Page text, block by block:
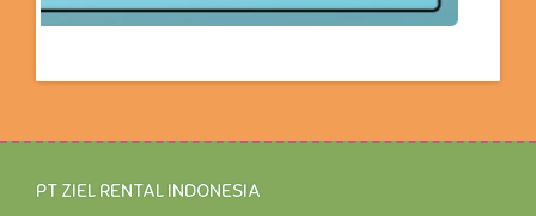
PT ZIEL RENTAL INDONESIA